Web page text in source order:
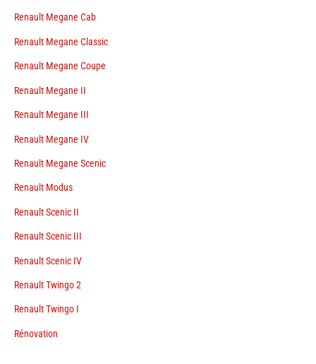
Renault Megane Cab
Renault Megane Classic
Renault Megane Coupe
Renault Megane II
Renault Megane III
Renault Megane IV
Renault Megane Scenic
Renault Modus
Renault Scenic II
Renault Scenic III
Renault Scenic IV
Renault Twingo 2
Renault Twingo I
Rénovation